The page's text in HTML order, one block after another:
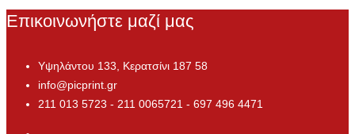
Επικοινωνήστε μαζί μας
Υψηλάντου 133, Κερατσίνι 187 58
info@picprint.gr
211 013 5723 - 211 0065721 - 697 496 4471